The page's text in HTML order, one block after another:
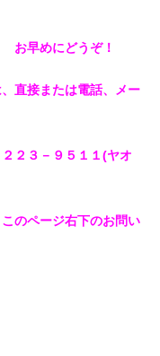
めにどうぞ！
または電話、メー
５１１(ヤオ
右下のお問い